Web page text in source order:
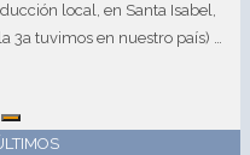
local, en Santa Isabel,
3a tuvimos en nuestro país) …